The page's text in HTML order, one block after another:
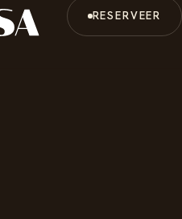
RESERVEER